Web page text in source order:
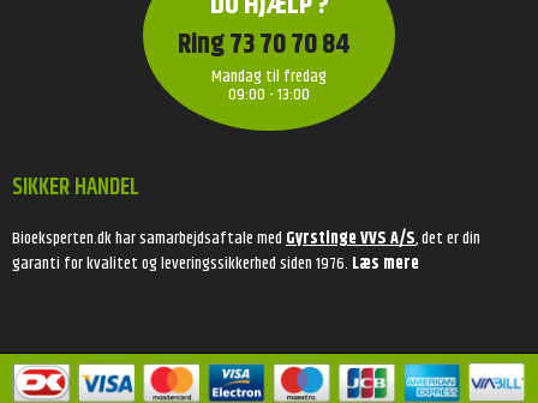
Ring 73 70 70 84
Mandag til fredag
09:00 - 13:00
SIKKER HANDEL
Bioeksperten.dk har samarbejdsaftale medGyrstinge VVS A/S, det er din
garanti for kvalitet og leveringssikkerhed siden 1976. Læs mere